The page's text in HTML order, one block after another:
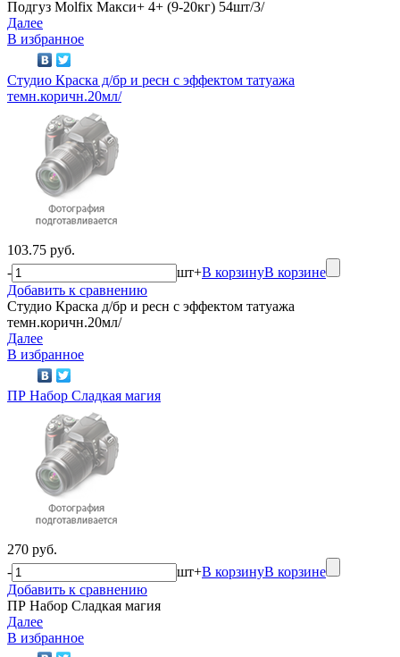
Подгуз Molfix Макси+ 4+ (9-20кг) 54шт/3/
Далее
В избранное
Студио Краска д/бр и ресн с эффектом татуажа
темн.коричн.20мл/
103.75 руб.
-
шт+В корзинуВ корзине
Добавить к сравнению
Студио Краска д/бр и ресн с эффектом татуажа
темн.коричн.20мл/
Далее
В избранное
ПР Набор Сладкая магия
270 руб.
-
шт+В корзинуВ корзине
Добавить к сравнению
ПР Набор Сладкая магия
Далее
В избранное